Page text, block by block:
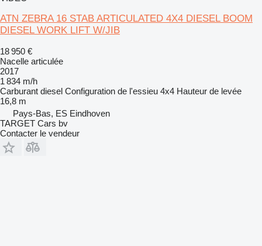
ATN ZEBRA 16 STAB ARTICULATED 4X4 DIESEL BOOM
DIESEL WORK LIFT W/JIB
18 950 €
Nacelle articulée
2017
1 834 m/h
Carburant diesel Configuration de l'essieu 4x4 Hauteur de levée
16,8 m
Pays-Bas, ES Eindhoven
TARGET Cars bv
Contacter le vendeur